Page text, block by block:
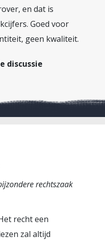
en dat is
Goed voor
geen kwaliteit.
discussie
rechtszaak
recht een
zal altijd